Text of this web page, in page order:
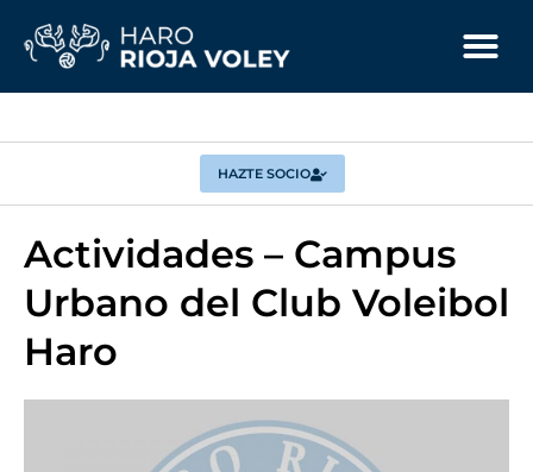
HAZTE SOCIO
Actividades – Campus
Urbano del Club Voleibol
Haro